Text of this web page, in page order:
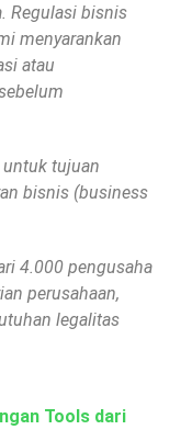
Regulasi bisnis
menyarankan
atau
tujuan
bisnis (business
4.000 pengusaha
perusahaan,
legalitas
Tools dari